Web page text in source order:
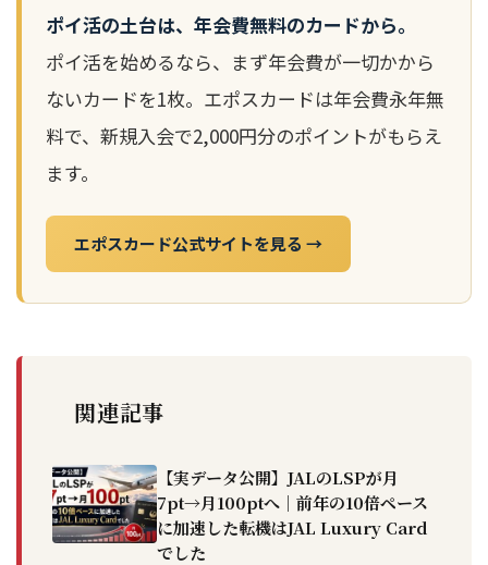
ポイ活の土台は、年会費無料のカードから。
ポイ活を始めるなら、まず年会費が一切かから
ないカードを1枚。エポスカードは年会費永年無
料で、新規入会で2,000円分のポイントがもらえ
ます。
エポスカード公式サイトを見る →
関連記事
【実データ公開】JALのLSPが月
7pt→月100ptへ｜前年の10倍ペース
に加速した転機はJAL Luxury Card
でした